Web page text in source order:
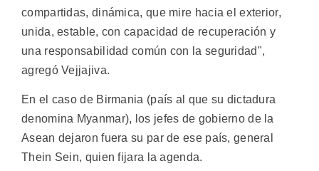
compartidas, dinámica, que mire hacia el exterior,
unida, estable, con capacidad de recuperación y
una responsabilidad común con la seguridad",
agregó Vejjajiva.
En el caso de Birmania (país al que su dictadura
denomina Myanmar), los jefes de gobierno de la
Asean dejaron fuera su par de ese país, general
Thein Sein, quien fijara la agenda.